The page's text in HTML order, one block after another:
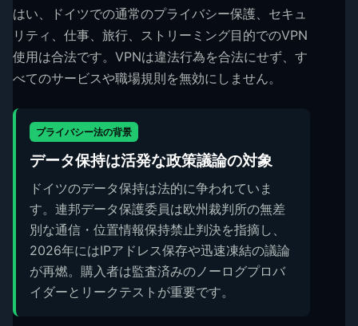
はい、ドイツでの通常のプライバシー保護、セキュ
リティ、仕事、旅行、ストリーミング目的でのVPN
使用は合法です。VPNは違法行為を合法にせず、す
べてのサービスや職場規則を無効にしません。
プライバシー法の背景
データ保持は活発な政策議論の対象
ドイツのデータ保持は法的に争われていま
す。連邦データ保護委員は欧州裁判所の無差
別な通信・位置情報保持禁止判決を指摘し、
2026年にはIPアドレス保存や迅速凍結の議論
が再燃。購入者は監査済みのノーログプロバ
イダーとリークテストが重要です。